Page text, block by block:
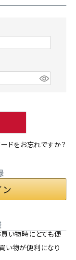
会員登録
ドをお忘れですか？
い物時にとても便
い物が便利になり